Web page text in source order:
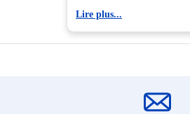
Lire plus...